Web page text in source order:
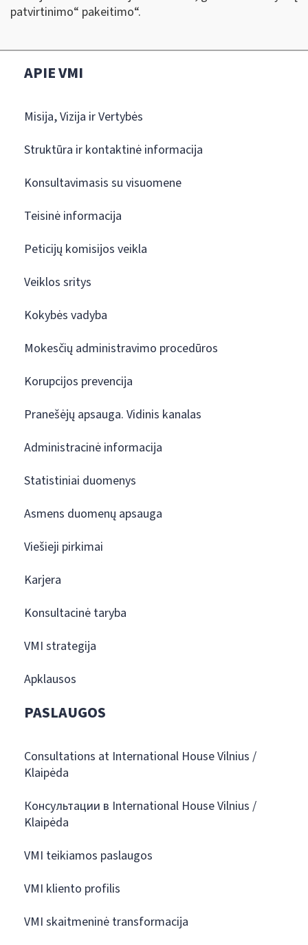
patvirtinimo“ pakeitimo“.
APIE VMI
Misija, Vizija ir Vertybės
Struktūra ir kontaktinė informacija
Konsultavimasis su visuomene
Teisinė informacija
Peticijų komisijos veikla
Veiklos sritys
Kokybės vadyba
Mokesčių administravimo procedūros
Korupcijos prevencija
Pranešėjų apsauga. Vidinis kanalas
Administracinė informacija
Statistiniai duomenys
Asmens duomenų apsauga
Viešieji pirkimai
Karjera
Konsultacinė taryba
VMI strategija
Apklausos
PASLAUGOS
Consultations at International House Vilnius /
Klaipėda
Консультации в International House Vilnius /
Klaipėda
VMI teikiamos paslaugos
VMI kliento profilis
VMI skaitmeninė transformacija